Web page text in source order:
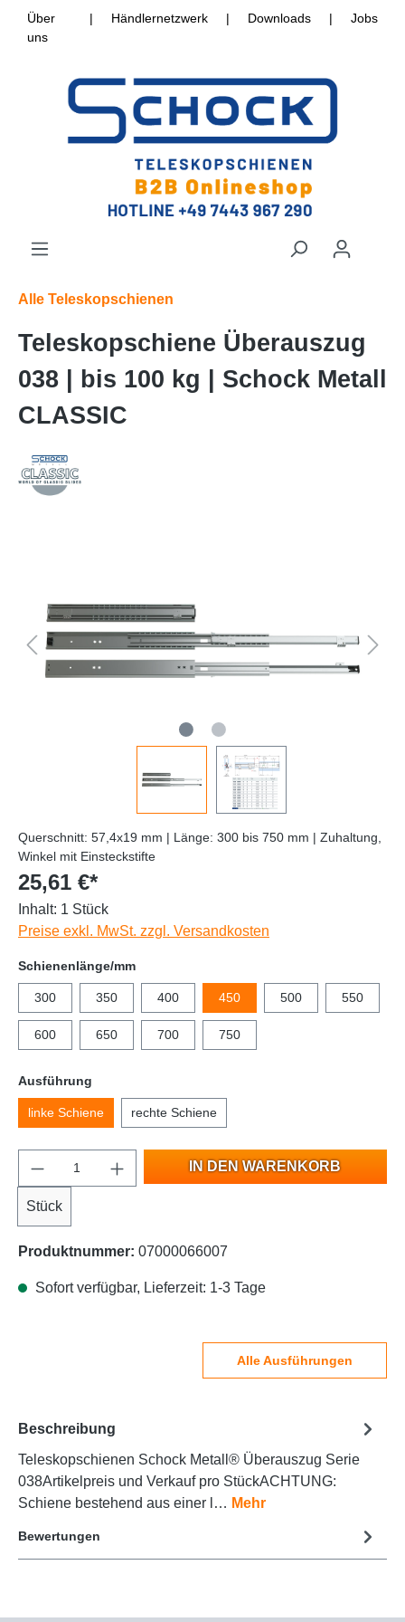
Über
uns
| Händlernetzwerk | Downloads | Jobs
Alle Teleskopschienen
Teleskopschiene Überauszug
038 | bis 100 kg | Schock Metall
CLASSIC
Querschnitt: 57,4x19 mm | Länge: 300 bis 750 mm | Zuhaltung,
Winkel mit Einsteckstifte
25,61 €*
Inhalt: 1 Stück
Preise exkl. MwSt. zzgl. Versandkosten
Schienenlänge/mm
300 350 400 450 500 550
600 650 700 750
Ausführung
linke Schiene rechte Schiene
Stück
IN DEN WARENKORB
Produktnummer: 07000066007
Sofort verfügbar, Lieferzeit: 1-3 Tage
Alle Ausführungen
Beschreibung
Teleskopschienen Schock Metall® Überauszug Serie
038Artikelpreis und Verkauf pro StückACHTUNG:
Schiene bestehend aus einer l… Mehr
Bewertungen